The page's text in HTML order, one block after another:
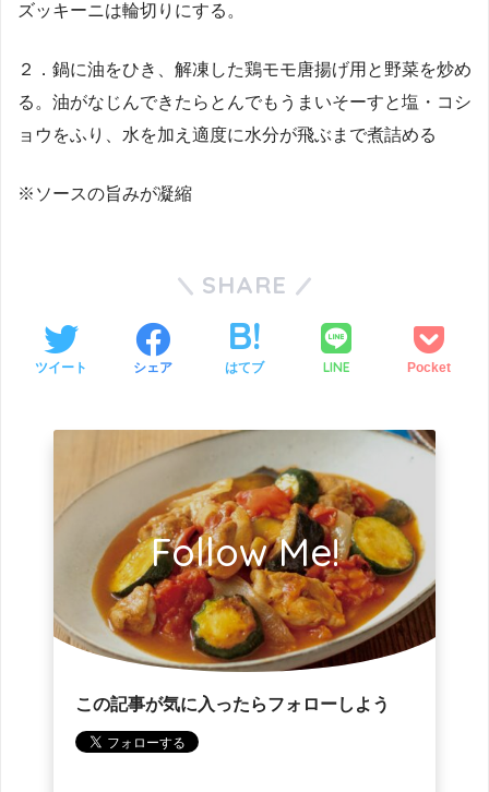
ズッキーニは輪切りにする。
２．鍋に油をひき、解凍した鶏モモ唐揚げ用と野菜を炒め
る。油がなじんできたらとんでもうまいそーすと塩・コシ
ョウをふり、水を加え適度に水分が飛ぶまで煮詰める
※ソースの旨みが凝縮
SHARE
ツイート シェア はてブ LINE Pocket
Follow Me!
この記事が気に入ったらフォローしよう